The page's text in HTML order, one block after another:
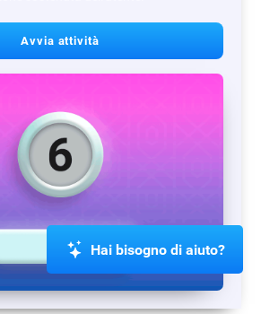
Avvia attività
Hai bisogno di aiuto?